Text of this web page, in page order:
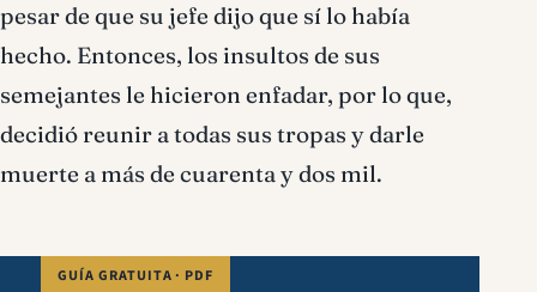
pesar de que su jefe dijo que sí lo había
hecho. Entonces, los insultos de sus
semejantes le hicieron enfadar, por lo que,
decidió reunir a todas sus tropas y darle
muerte a más de cuarenta y dos mil.
GUÍA GRATUITA · PDF